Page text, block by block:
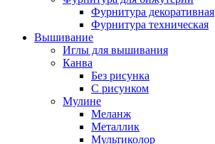
Фурнитура декоративная
Фурнитура техническая
Вышивание
Иглы для вышивания
Канва
Без рисунка
С рисунком
Мулине
Меланж
Металлик
Мультиколор